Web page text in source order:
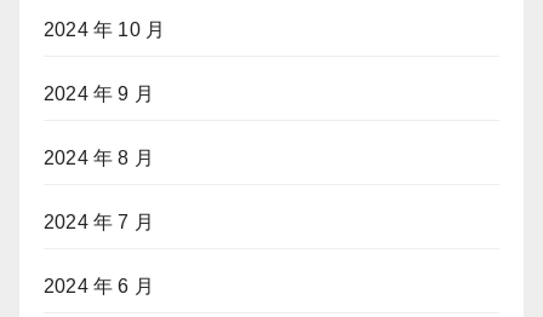
2024 年 10 月
2024 年 9 月
2024 年 8 月
2024 年 7 月
2024 年 6 月